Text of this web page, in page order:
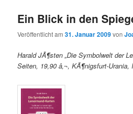
Ein Blick in den
Veröffentlicht am31. Januar 2009von
Harald JÃ¶sten „Die Symbolwelt der
Seiten, 19,90 â‚¬, KÃ¶nigsfurt-Urania,